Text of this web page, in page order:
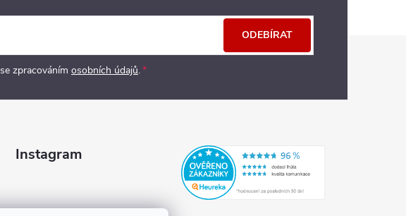
se zpracováním osobních údajů.
ODEBÍRAT
Instagram